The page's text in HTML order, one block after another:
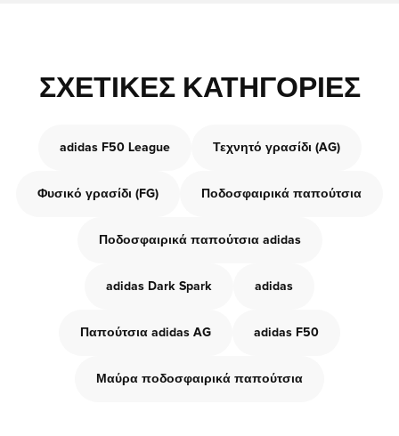
ΣΧΕΤΙΚΈΣ ΚΑΤΗΓΟΡΊΕΣ
adidas F50 League Τεχνητό γρασίδι (AG)
Φυσικό γρασίδι (FG) Ποδοσφαιρικά παπούτσια
Ποδοσφαιρικά παπούτσια adidas
adidas Dark Spark adidas
Παπούτσια adidas AG adidas F50
Μαύρα ποδοσφαιρικά παπούτσια